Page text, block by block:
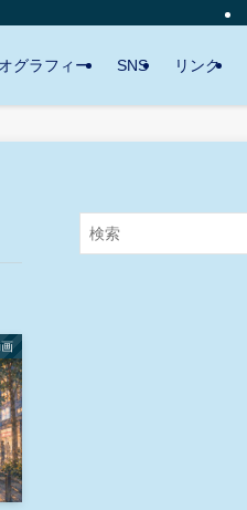
グラフィー SNS リンク